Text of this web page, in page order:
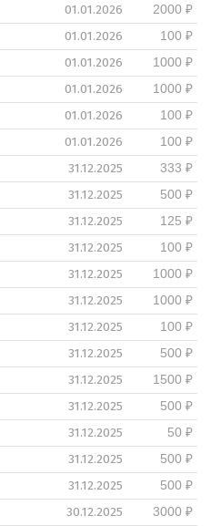
01.01.2026
2000 ₽
01.01.2026
100 ₽
01.01.2026
1000 ₽
01.01.2026
1000 ₽
01.01.2026
100 ₽
01.01.2026
100 ₽
31.12.2025
333 ₽
31.12.2025
500 ₽
31.12.2025
125 ₽
31.12.2025
100 ₽
31.12.2025
1000 ₽
31.12.2025
1000 ₽
31.12.2025
100 ₽
31.12.2025
500 ₽
31.12.2025
1500 ₽
31.12.2025
500 ₽
31.12.2025
50 ₽
31.12.2025
500 ₽
31.12.2025
500 ₽
30.12.2025
3000 ₽